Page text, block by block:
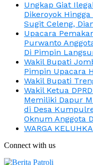
Ungkap Giat
Dikeroyok
Sugit Celeng,
Upacara
Purwanto
Di Pimpin
Wakil Bupati
Pimpin Upacara
Wakil Bupati
Wakil Ketua
Memiliki Dapur
di Desa
Oknum Anggota
WARGA
Connect with us